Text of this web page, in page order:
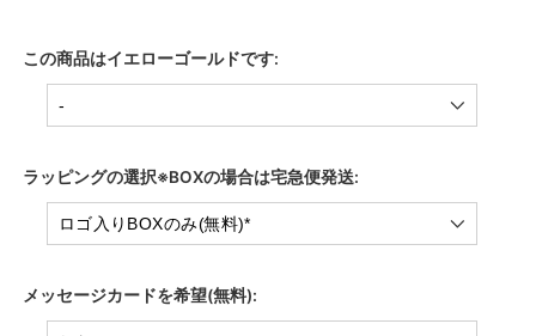
この商品はイエローゴールドです:
ラッピングの選択※BOXの場合は宅急便発送:
メッセージカードを希望(無料):